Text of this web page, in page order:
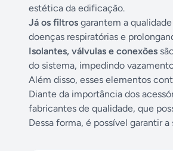
estética da edificação.
Já os filtros garantem a
doenças respiratórias e
Isolantes, válvulas e conexões
do sistema, impedindo
Além disso, esses elementos
Diante da importância dos
fabricantes de qualidade, que
Dessa forma, é possível garantir